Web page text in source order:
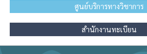
ศูนย์บริการทางวิชาการ
สำนักงานทะเบียน